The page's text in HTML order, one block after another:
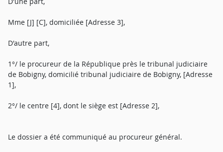
Mme [J] [C], domiciliée [Adresse 3],
D'autre part,
1°/ le procureur de la République près le tribunal judiciaire
de Bobigny, domicilié tribunal judiciaire de Bobigny, [Adresse
1],
2°/ le centre [4], dont le siège est [Adresse 2],
Le dossier a été communiqué au procureur général.